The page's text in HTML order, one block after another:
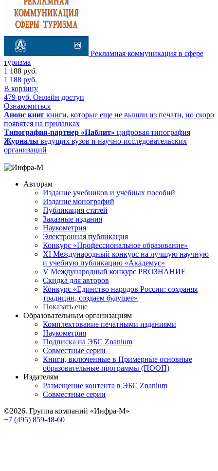
Рекламная коммуникация в сфере
туризма
1 188 руб.
1 188 руб.
В корзину
479 руб. Онлайн доступ
Ознакомиться
Анонс книг книги, которые еще не вышли из печати, но скоро
появятся на прилавках
Типография-партнер «Паблит» цифровая типография
Журналы ведущих вузов и научно-исследовательских
организаций
Авторам
Издание учебников и учебных пособий
Издание монографий
Публикация статей
Заказные издания
Наукометрия
Электронная публикация
Конкурс «Профессиональное образование»
XI Международный конкурс на лучшую научную
и учебную публикацию «Академус»
V Международный конкурс PROЗНАНИЕ
Скидка для авторов
Конкурс «Единство народов России: сохраняя
традиции, создаем будущее»
Показать еще
Образовательным организациям
Комплектование печатными изданиями
Наукометрия
Подписка на ЭБС Znanium
Совместные серии
Книги, включенные в Примерные основные
образовательные программы (ПООП)
Издателям
Размещение контента в ЭБС Znanium
Совместные серии
©2026. Группа компаний «Инфра-М»
+7 (495) 859-48-60